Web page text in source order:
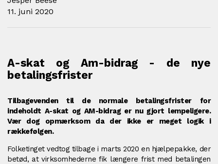
11. juni 2020
A-skat og Am-bidrag - de nye
betalingsfrister
Tilbagevenden til de normale betalingsfrister for
indeholdt A-skat og AM-bidrag er nu gjort lempeligere.
Vær dog opmærksom da der ikke er meget logik i
rækkefølgen.
Folketinget vedtog tilbage i marts 2020 en hjælpepakke, der
betød, at virksomhederne fik længere frist med betalingen